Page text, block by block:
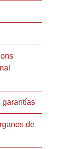
garantías
de